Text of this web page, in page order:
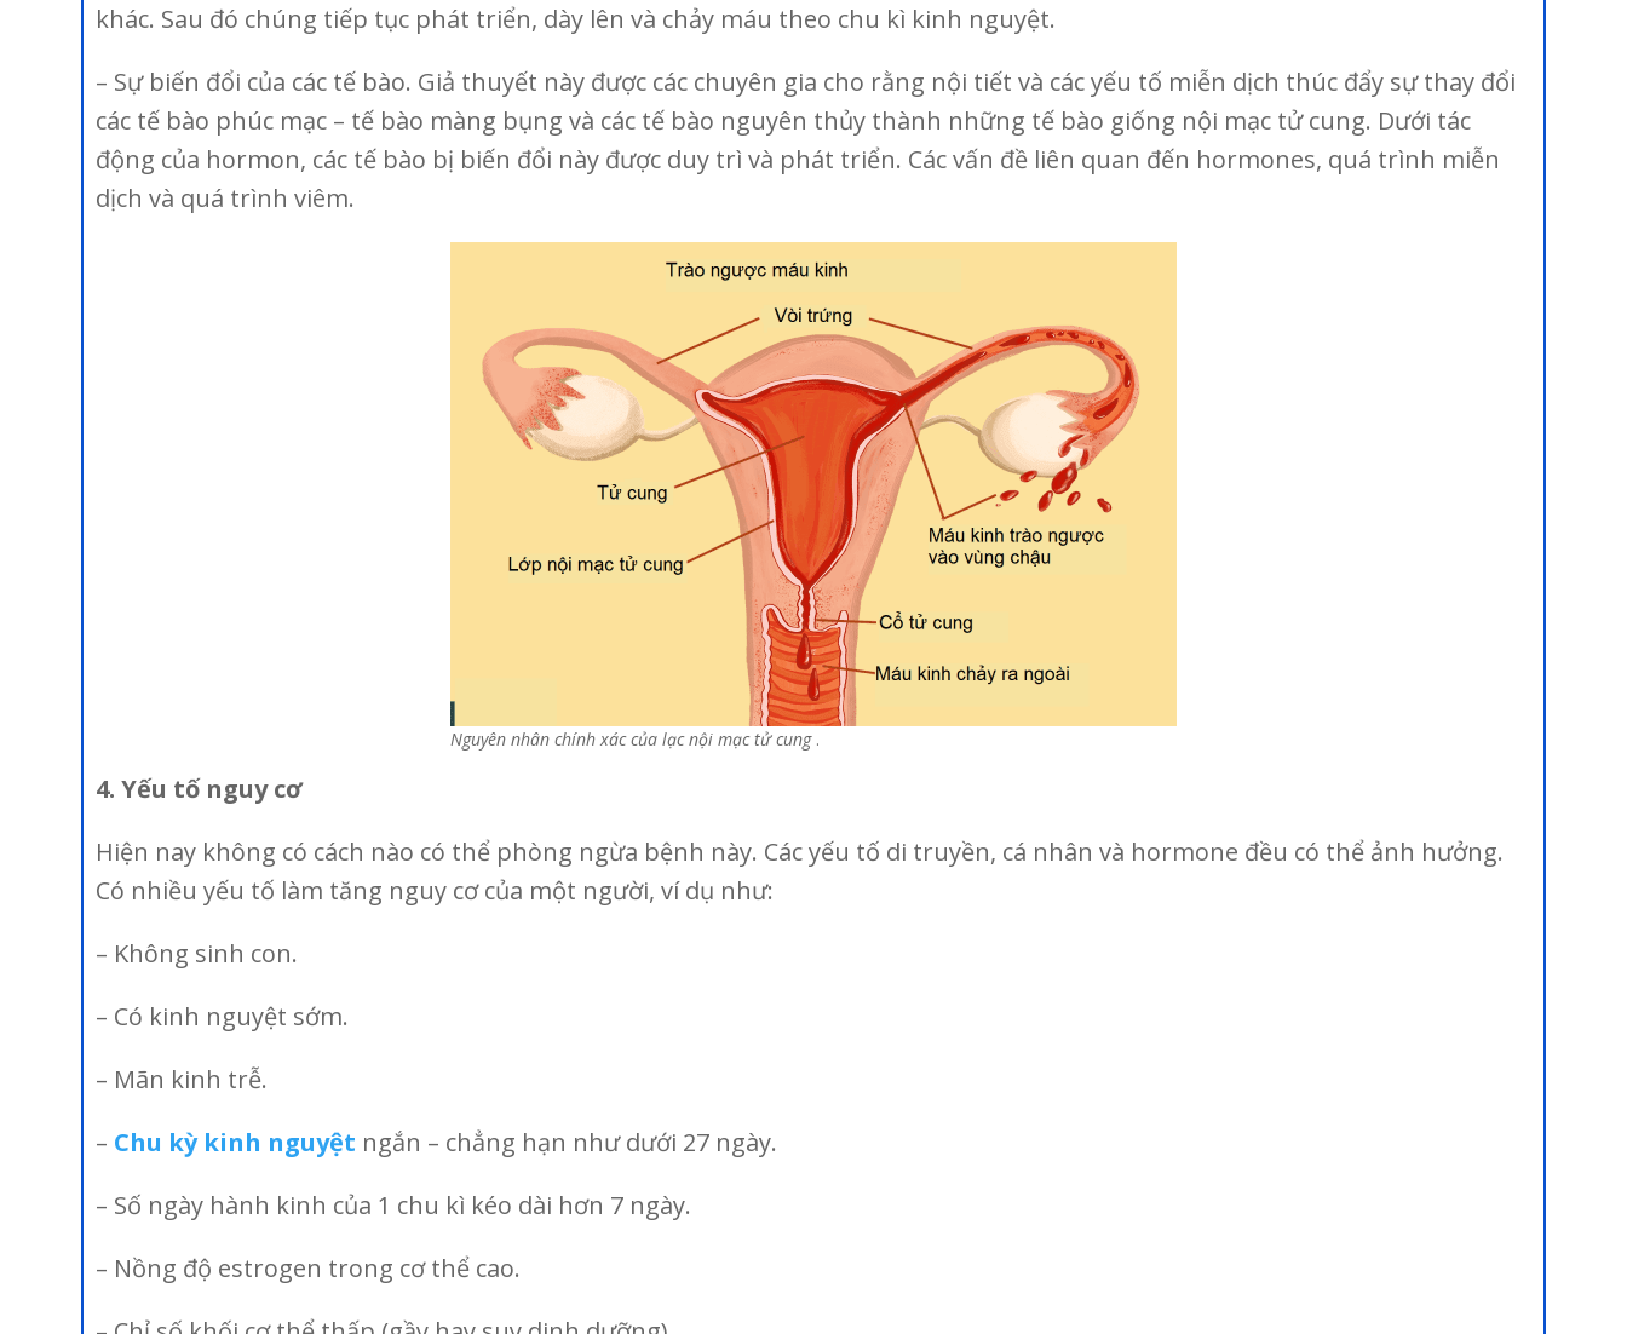
khác. Sau đó chúng tiếp tục phát triển, dày lên và chảy máu theo chu kì kinh nguyệt.
– Sự biến đổi của các tế bào. Giả thuyết này được các chuyên gia cho rằng nội tiết và các yếu tố miễn dịch thúc đẩy sự thay đổi
các tế bào phúc mạc – tế bào màng bụng và các tế bào nguyên thủy thành những tế bào giống nội mạc tử cung. Dưới tác
động của hormon, các tế bào bị biến đổi này được duy trì và phát triển. Các vấn đề liên quan đến hormones, quá trình miễn
dịch và quá trình viêm.
Nguyên nhân chính xác của lạc nội mạc tử cung.
4. Yếu tố nguy cơ
Hiện nay không có cách nào có thể phòng ngừa bệnh này. Các yếu tố di truyền, cá nhân và hormone đều có thể ảnh hưởng.
Có nhiều yếu tố làm tăng nguy cơ của một người, ví dụ như:
– Không sinh con.
– Có kinh nguyệt sớm.
– Mãn kinh trễ.
– Chu kỳ kinh nguyệt ngắn – chẳng hạn như dưới 27 ngày.
– Số ngày hành kinh của 1 chu kì kéo dài hơn 7 ngày.
– Nồng độ estrogen trong cơ thể cao.